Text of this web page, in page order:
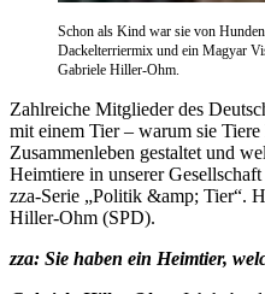
Schon als Kind war sie von
Dackelterriermix und ein Magyar
Gabriele Hiller-Ohm.
Zahlreiche Mitglieder des
mit einem Tier – warum sie
Zusammenleben gestaltet und
Heimtiere in unserer
zza-Serie „Politik &amp; Tier“.
Hiller-Ohm (SPD).
zza: Sie haben ein Heimtier,